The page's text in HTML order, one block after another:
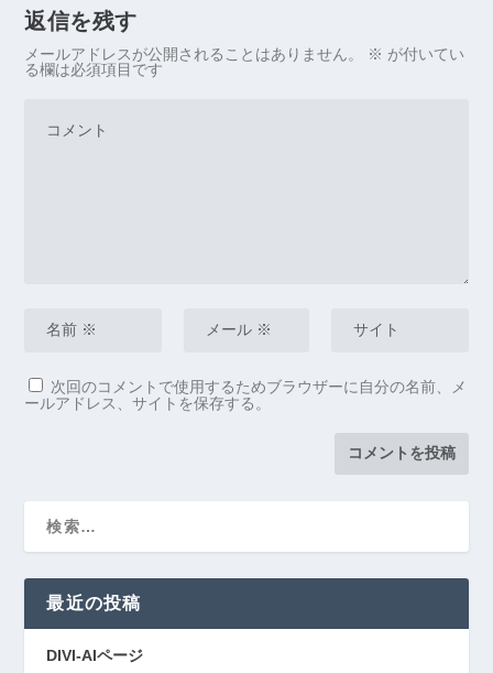
返信を残す
メールアドレスが公開されることはありません。 ※ が付いてい
る欄は必須項目です
次回のコメントで使用するためブラウザーに自分の名前、メ
ールアドレス、サイトを保存する。
最近の投稿
DIVI-AIページ